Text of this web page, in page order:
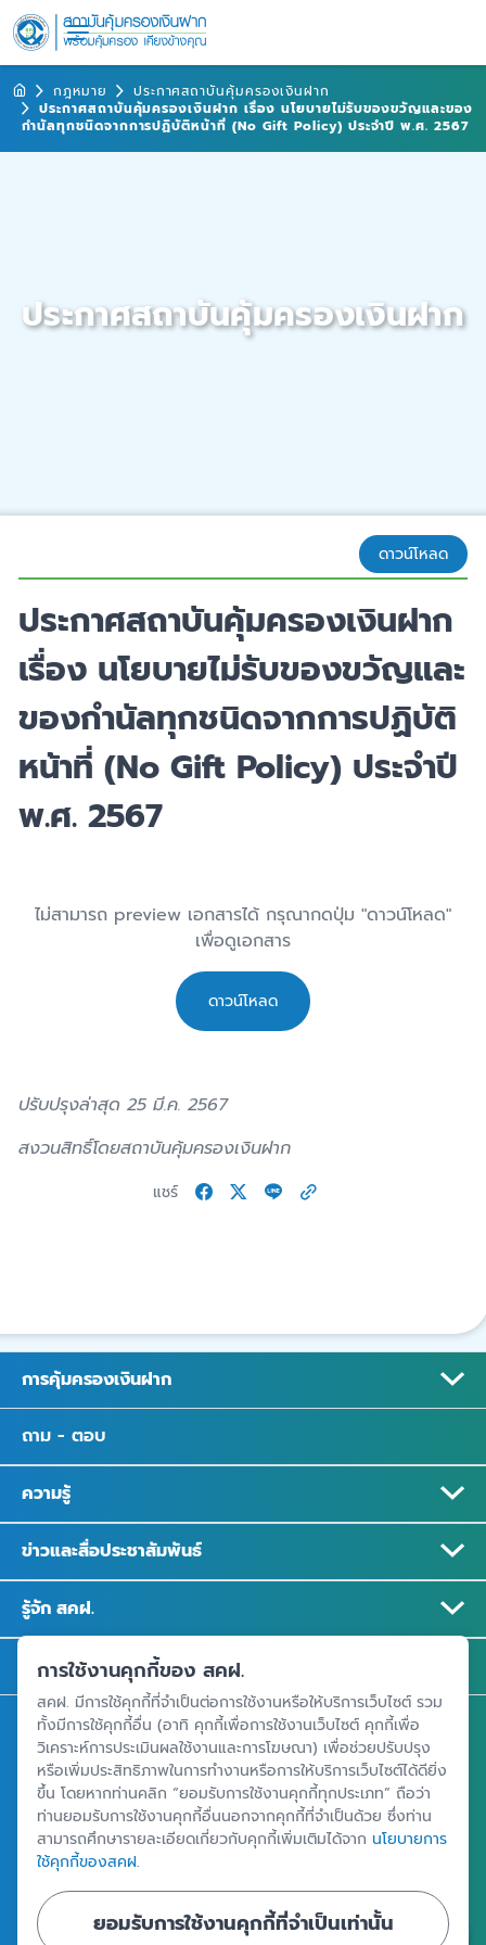
กฎหมาย
ประกาศสถาบันคุ้มครองเงินฝาก
ประกาศสถาบันคุ้มครองเงินฝาก เรื่อง นโยบายไม่รับของขวัญและของ
กำนัลทุกชนิดจากการปฏิบัติหน้าที่ (No Gift Policy) ประจำปี พ.ศ. 2567
ประกาศสถาบันคุ้มครองเงินฝาก
ดาวน์โหลด
ประกาศสถาบันคุ้มครองเงินฝาก
เรื่อง นโยบายไม่รับของขวัญและ
ของกำนัลทุกชนิดจากการปฏิบัติ
หน้าที่ (No Gift Policy) ประจำปี
พ.ศ. 2567
ไม่สามารถ preview เอกสารได้ กรุณากดปุ่ม "ดาวน์โหลด"
เพื่อดูเอกสาร
ดาวน์โหลด
ปรับปรุงล่าสุด 25 มี.ค. 2567
สงวนสิทธิ์โดยสถาบันคุ้มครองเงินฝาก
แชร์
การคุ้มครองเงินฝาก
ถาม - ตอบ
ความรู้
ข่าวและสื่อประชาสัมพันธ์
รู้จัก สคฝ.
ติดต่อ สคฝ.
สถาบันคุ้มครองเงินฝาก
อาคารเอสเจ อินฟินิท วัน บิสซิเนสคอมเพล็กซ์ ชั้น 25 - 27 เลขที่ 349
ถนนวิภาวดีรังสิต แขวงจอมพล เขตจตุจักร กรุงเทพฯ 10900
ศูนย์ข้อมูลคุ้มครองเงินฝาก
การใช้งานคุกกี้ของ สคฝ.
สคฝ. มีการใช้คุกกี้ที่จำเป็นต่อการใช้งานหรือให้บริการเว็บไซต์ รวม
ทั้งมีการใช้คุกกี้อื่น (อาทิ คุกกี้เพื่อการใช้งานเว็บไซต์ คุกกี้เพื่อ
วิเคราะห์การประเมินผลใช้งานและการโฆษณา) เพื่อช่วยปรับปรุง
หรือเพิ่มประสิทธิภาพในการทำงานหรือการให้บริการเว็บไซต์ได้ดียิ่ง
ขึ้น โดยหากท่านคลิก “ยอมรับการใช้งานคุกกี้ทุกประเภท” ถือว่า
ท่านยอมรับการใช้งานคุกกี้อื่นนอกจากคุกกี้ที่จำเป็นด้วย ซึ่งท่าน
สามารถศึกษารายละเอียดเกี่ยวกับคุกกี้เพิ่มเติมได้จาก นโยบายการ
ใช้คุกกี้ของสคฝ.
ยอมรับการใช้งานคุกกี้ที่จำเป็นเท่านั้น